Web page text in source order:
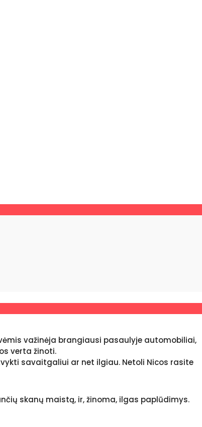
važinėja brangiausi pasaulyje automobiliai,
verta žinoti.
savaitgaliui ar net ilgiau. Netoli Nicos rasite
skanų maistą, ir, žinoma, ilgas paplūdimys.